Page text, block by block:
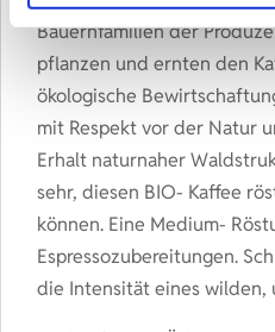
Bauernfamilien der
pflanzen und ernten den
ökologische
mit Respekt vor der Natur
Erhalt naturnaher
sehr, diesen BIO- Kaffee
können. Eine Medium-
Espressozubereitungen.
die Intensität eines wilden,